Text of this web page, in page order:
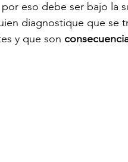
por eso debe ser bajo la
diagnostique que se
y que son